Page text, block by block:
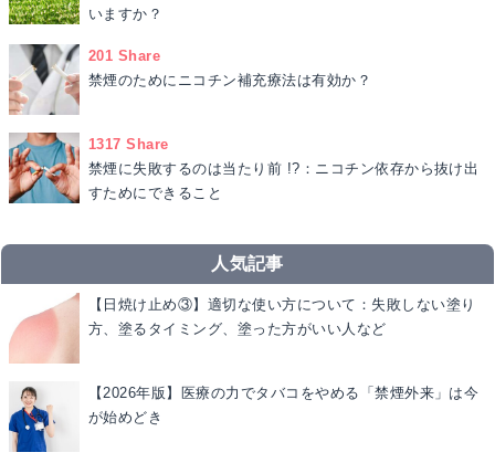
いますか？
201 Share
禁煙のためにニコチン補充療法は有効か？
1317 Share
禁煙に失敗するのは当たり前 !?：ニコチン依存から抜け出
すためにできること
人気記事
【日焼け止め③】適切な使い方について：失敗しない塗り
方、塗るタイミング、塗った方がいい人など
【2026年版】医療の力でタバコをやめる「禁煙外来」は今
が始めどき